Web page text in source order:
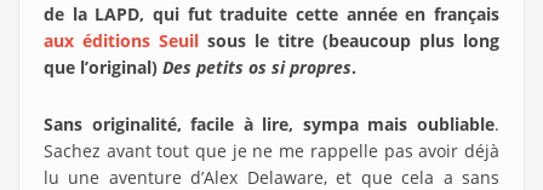
de la LAPD, qui fut traduite cette année en français
aux éditions Seuil sous le titre (beaucoup plus long
que l’original) Des petits os si propres.
Sans originalité, facile à lire, sympa mais oubliable.
Sachez avant tout que je ne me rappelle pas avoir déjà
lu une aventure d’Alex Delaware, et que cela a sans